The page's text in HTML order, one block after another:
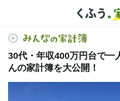
30代・年収400万円台で一
んの家計簿を大公開！